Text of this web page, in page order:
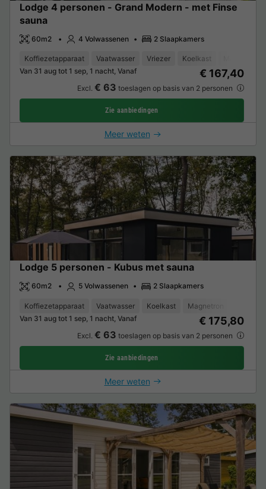
Lodge 4 personen - Grand Modern - met Finse
sauna
60m2 4 Volwassenen 2 Slaapkamers
Koffiezetapparaat Vaatwasser Vriezer Koelkast
Van 31 aug tot 1 sep, 1 nacht, Vanaf
€ 167,40
Excl. € 63 toeslagen op basis van 2 personen
Zie aanbiedingen
Meer weten
Lodge 5 personen - Kubus met sauna
60m2 5 Volwassenen 2 Slaapkamers
Koffiezetapparaat Vaatwasser Koelkast Magnetron
Van 31 aug tot 1 sep, 1 nacht, Vanaf
€ 175,80
Excl. € 63 toeslagen op basis van 2 personen
Zie aanbiedingen
Meer weten